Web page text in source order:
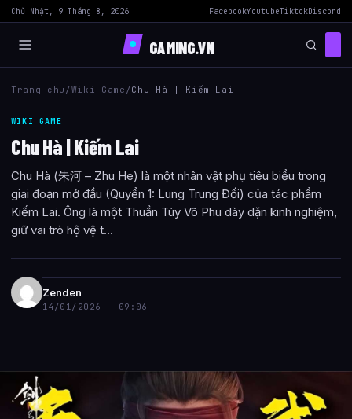
Chủ Nhật, 9 Tháng 8, 2026 FacebookYoutubeTiktokDiscord
GAMING.VN
Trang chu /Wiki Game /Chu Hà | Kiếm Lai
WIKI GAME
Chu Hà | Kiếm Lai
Chu Hà (朱河 – Zhu He) là một nhân vật phụ tiêu biểu trong
giai đoạn mở đầu (Quyển 1: Lung Trung Đối) của tác phẩm
Kiếm Lai. Ông là một Thuần Túy Võ Phu dày dặn kinh nghiệm,
giữ vai trò hộ vệ t...
Zenden
14/01/2026 - 09:06